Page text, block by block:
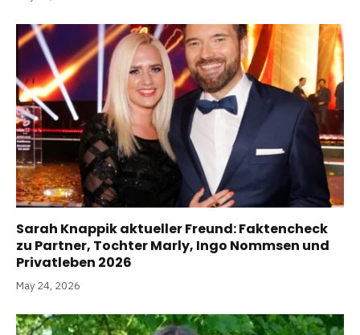
Sarah Knappik aktueller Freund: Faktencheck
zu Partner, Tochter Marly, Ingo Nommsen und
Privatleben 2026
May 24, 2026